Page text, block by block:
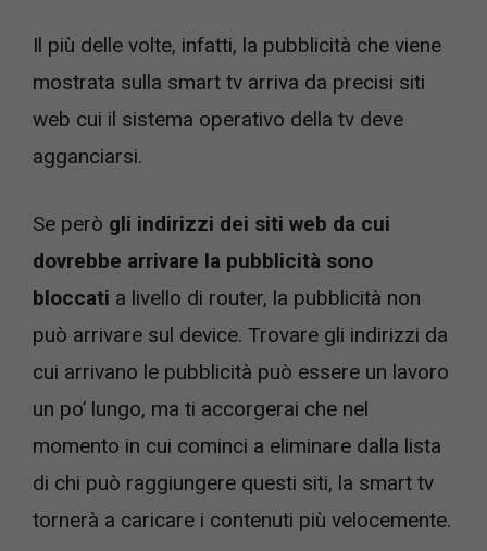
Il più delle volte, infatti, la pubblicità che viene
mostrata sulla smart tv arriva da precisi siti
web cui il sistema operativo della tv deve
agganciarsi.
Se però gli indirizzi dei siti web da cui
dovrebbe arrivare la pubblicità sono
bloccati a livello di router, la pubblicità non
può arrivare sul device. Trovare gli indirizzi da
cui arrivano le pubblicità può essere un lavoro
un po’ lungo, ma ti accorgerai che nel
momento in cui cominci a eliminare dalla lista
di chi può raggiungere questi siti, la smart tv
tornerà a caricare i contenuti più velocemente.